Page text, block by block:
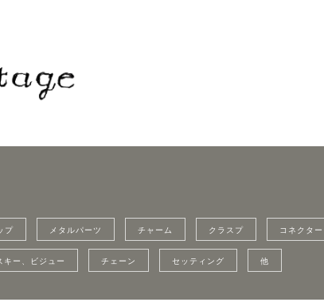
プ メタルパーツ チャーム クラスプ コネクター
キー、ビジュー チェーン セッティング 他